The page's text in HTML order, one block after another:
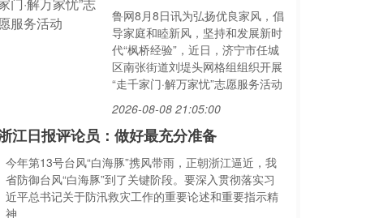
鲁网8月8日讯为弘扬优良家风，倡
导家庭和睦新风，坚持和发展新时
代“枫桥经验”，近日，济宁市任城
区南张街道刘堤头网格组组织开展
“走千家门·解万家忧”志愿服务活动
2026-08-08 21:05:00
江日报评论员：做好最充分准备
今年第13号台风“白海豚”携风带雨，正朝浙江逼近，我
省防御台风“白海豚”到了关键阶段。要深入贯彻落实习
近平总书记关于防汛救灾工作的重要论述和重要指示精
神